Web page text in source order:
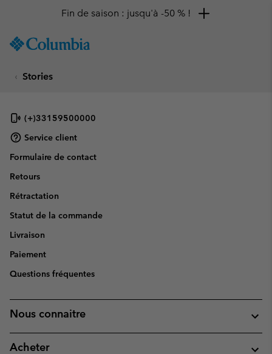
TO
SKIP
NAV
SKIP
SEARCH
Fin de saison : jusqu'à -50 % !
Stories
(+)33159500000
Service client
Formulaire de contact
Retours
Rétractation
Statut de la commande
Livraison
Paiement
Questions fréquentes
Nous connaitre
Acheter